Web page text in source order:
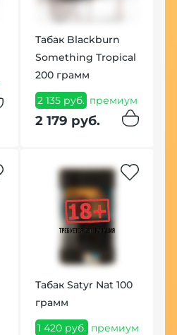
Табак Blackburn
Something Tropical
200 грамм
2 135 руб. премиум
2 179 руб.
Табак Satyr Nat 100
грамм
1 420 руб. премиум